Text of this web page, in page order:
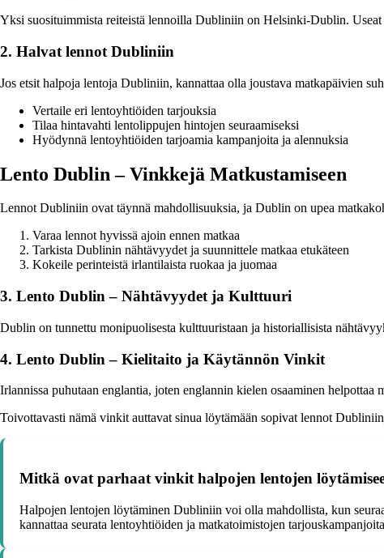
Yksi suosituimmista reiteistä lennoilla Dubliniin on Helsinki-Dublin.
2. Halvat lennot Dubliniin
Jos etsit halpoja lentoja Dubliniin, kannattaa olla joustava matkapäivien
Vertaile eri lentoyhtiöiden tarjouksia
Tilaa hintavahti lentolippujen hintojen seuraamiseksi
Hyödynnä lentoyhtiöiden tarjoamia kampanjoita ja alennuksia
Lento Dublin – Vinkkejä Matkustamiseen
Lennot Dubliniin ovat täynnä mahdollisuuksia, ja Dublin on upea
Varaa lennot hyvissä ajoin ennen matkaa
Tarkista Dublinin nähtävyydet ja suunnittele matkaa etukäteen
Kokeile perinteistä irlantilaista ruokaa ja juomaa
3. Lento Dublin – Nähtävyydet ja Kulttuuri
Dublin on tunnettu monipuolisesta kulttuuristaan ja historiallisista
4. Lento Dublin – Kielitaito ja Käytännön Vinkit
Irlannissa puhutaan englantia, joten englannin kielen osaaminen
Toivottavasti nämä vinkit auttavat sinua löytämään sopivat lennot
Mitkä ovat parhaat vinkit halpojen lentojen
Halpojen lentojen löytäminen Dubliniin voi olla mahdollista, kun
kannattaa seurata lentoyhtiöiden ja matkatoimistojen